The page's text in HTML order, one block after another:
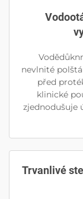
nevlnité
před
klinické
zjednodušuje
Trvanlivé